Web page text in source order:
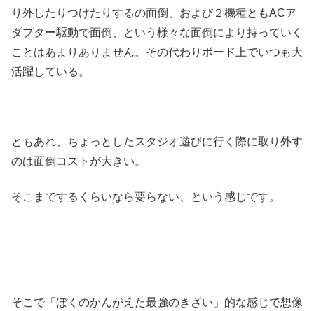
り外したりつけたりするの面倒、および２機種ともACア
ダプター駆動で面倒、という様々な面倒により持っていく
ことはあまりありません。その代わりボード上でいつも大
活躍している。
ともあれ、ちょっとしたスタジオ遊びに行く際に取り外す
のは面倒コストが大きい。
そこまでするくらいなら要らない、という感じです。
そこで「ぼくのかんがえた最強のきざい」的な感じで想像